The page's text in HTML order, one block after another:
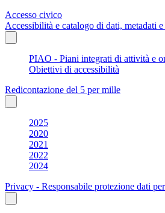
Accesso civico
Accessibilità e catalogo di dati, metadati e
PIAO - Piani integrati di attività e
Obiettivi di accessibilità
Redicontazione del 5 per mille
2025
2020
2021
2022
2024
Privacy - Responsabile protezione dati